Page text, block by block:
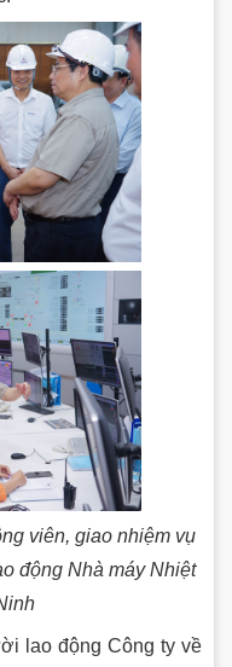
viên, giao nhiệm vụ
động Nhà máy Nhiệt
lao động Công ty về